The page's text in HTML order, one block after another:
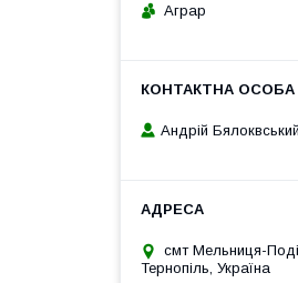
Аграр
Андрій Бялоквський
смт Мельниця-
Тернопіль, Україна